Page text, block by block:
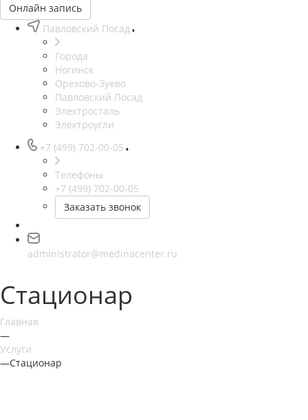
Онлайн запись
Павловский Посад
Города
Ногинск
Орехово-Зуево
Павловский Посад
Электросталь
Электроугли
+7 (499) 702-00-05
Телефоны
+7 (499) 702-00-05
Заказать звонок
administrator@medinacenter.ru
Стационар
Главная
—
Услуги
—Стационар